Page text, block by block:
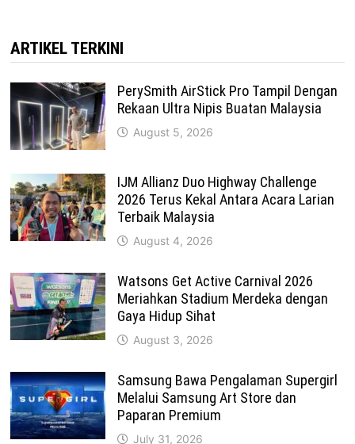
ARTIKEL TERKINI
PerySmith AirStick Pro Tampil Dengan
Rekaan Ultra Nipis Buatan Malaysia
August 5, 2026
IJM Allianz Duo Highway Challenge
2026 Terus Kekal Antara Acara Larian
Terbaik Malaysia
August 4, 2026
Watsons Get Active Carnival 2026
Meriahkan Stadium Merdeka dengan
Gaya Hidup Sihat
August 3, 2026
Samsung Bawa Pengalaman Supergirl
Melalui Samsung Art Store dan
Paparan Premium
July 31, 2026